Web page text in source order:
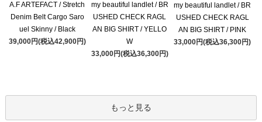
A.F ARTEFACT / Stretch
Denim Belt Cargo Saro
uel Skinny / Black
39,000円(税込42,900円)
my beautiful landlet / BR
USHED CHECK RAGL
AN BIG SHIRT / YELLO
W
33,000円(税込36,300円)
my beautiful landlet / BR
USHED CHECK RAGL
AN BIG SHIRT / PINK
33,000円(税込36,300円)
もっと見る